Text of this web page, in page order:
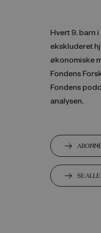
Hvert 9. barn
ekskluderet
økonomiske
Fondens
Fondens
analysen.
SE